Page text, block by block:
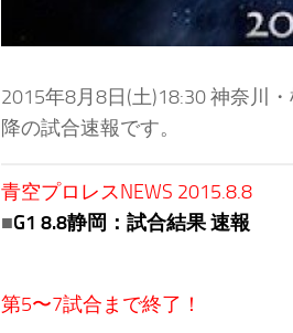
2015年8月8日(土)18:30 神奈川
降の試合速報です。
青空プロレスNEWS 2015.8.8
■G1 8.8静岡：試合結果 速報
第5〜7試合まで終了！